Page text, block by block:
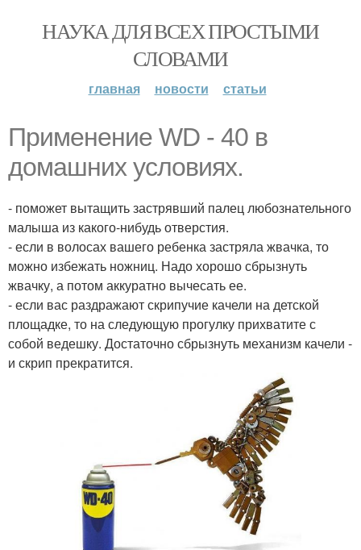
НАУКА ДЛЯ ВСЕХ ПРОСТЫМИ
СЛОВАМИ
главная новости статьи
Применение WD - 40 в
домашних условиях.
- поможет вытащить застрявший палец любознательного
малыша из какого-нибудь отверстия.
- если в волосах вашего ребенка застряла жвачка, то
можно избежать ножниц. Надо хорошо сбрызнуть
жвачку, а потом аккуратно вычесать ее.
- если вас раздражают скрипучие качели на детской
площадке, то на следующую прогулку прихватите с
собой ведешку. Достаточно сбрызнуть механизм качели -
и скрип прекратится.